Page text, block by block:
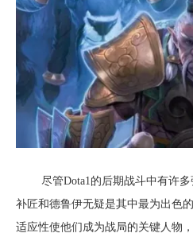
尽管Dota1的后期战斗中有许
补匠和德鲁伊无疑是其中最为出色
适应性使他们成为战局的关键人物